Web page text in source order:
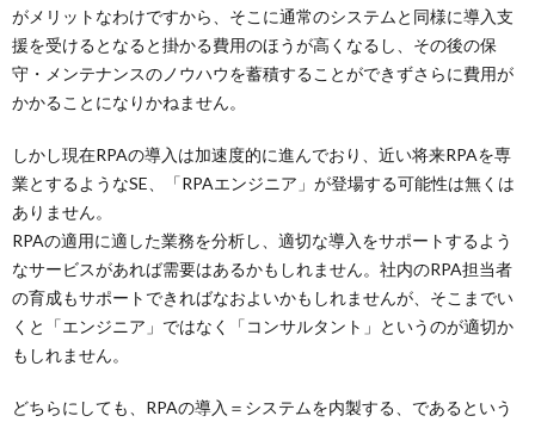
がメリットなわけですから、そこに通常のシステムと同様に導入支
援を受けるとなると掛かる費用のほうが高くなるし、その後の保
守・メンテナンスのノウハウを蓄積することができずさらに費用が
かかることになりかねません。
しかし現在RPAの導入は加速度的に進んでおり、近い将来RPAを専
業とするようなSE、「RPAエンジニア」が登場する可能性は無くは
ありません。
RPAの適用に適した業務を分析し、適切な導入をサポートするよう
なサービスがあれば需要はあるかもしれません。社内のRPA担当者
の育成もサポートできればなおよいかもしれませんが、そこまでい
くと「エンジニア」ではなく「コンサルタント」というのが適切か
もしれません。
どちらにしても、RPAの導入＝システムを内製する、であるという